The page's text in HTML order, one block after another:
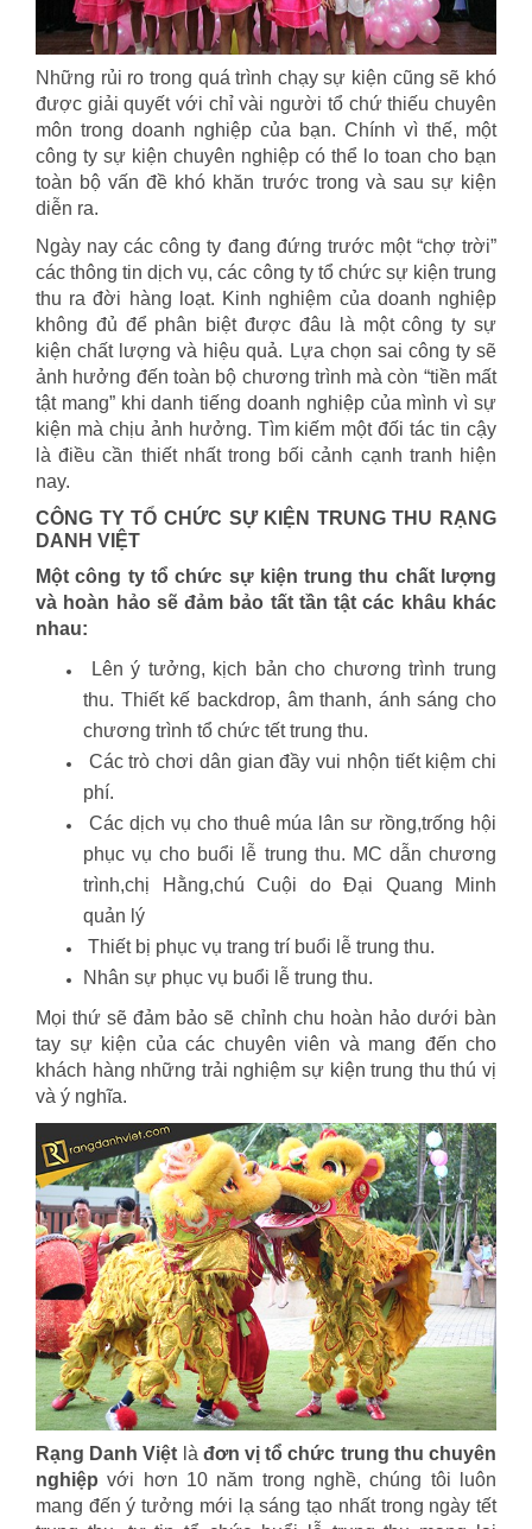
Những rủi ro trong quá trình chạy sự kiện cũng sẽ khó
được giải quyết với chỉ vài người tổ chứ thiếu chuyên
môn trong doanh nghiệp của bạn. Chính vì thế, một
công ty sự kiện chuyên nghiệp có thể lo toan cho bạn
toàn bộ vấn đề khó khăn trước trong và sau sự kiện
diễn ra.
Ngày nay các công ty đang đứng trước một “chợ trời”
các thông tin dịch vụ, các công ty tổ chức sự kiện trung
thu ra đời hàng loạt. Kinh nghiệm của doanh nghiệp
không đủ để phân biệt được đâu là một công ty sự
kiện chất lượng và hiệu quả. Lựa chọn sai công ty sẽ
ảnh hưởng đến toàn bộ chương trình mà còn “tiền mất
tật mang” khi danh tiếng doanh nghiệp của mình vì sự
kiện mà chịu ảnh hưởng. Tìm kiếm một đối tác tin cậy
là điều cần thiết nhất trong bối cảnh cạnh tranh hiện
nay.
CÔNG TY TỔ CHỨC SỰ KIỆN TRUNG THU RẠNG
DANH VIỆT
Một công ty tổ chức sự kiện trung thu chất lượng
và hoàn hảo sẽ đảm bảo tất tần tật các khâu khác
nhau:
Lên ý tưởng, kịch bản cho chương trình trung
thu. Thiết kế backdrop, âm thanh, ánh sáng cho
chương trình tổ chức tết trung thu.
Các trò chơi dân gian đầy vui nhộn tiết kiệm chi
phí.
Các dịch vụ cho thuê múa lân sư rồng,trống hội
phục vụ cho buổi lễ trung thu. MC dẫn chương
trình,chị Hằng,chú Cuội do Đại Quang Minh
quản lý
Thiết bị phục vụ trang trí buổi lễ trung thu.
Nhân sự phục vụ buổi lễ trung thu.
Mọi thứ sẽ đảm bảo sẽ chỉnh chu hoàn hảo dưới bàn
tay sự kiện của các chuyên viên và mang đến cho
khách hàng những trải nghiệm sự kiện trung thu thú vị
và ý nghĩa.
Rạng Danh Việt là đơn vị tổ chức trung thu chuyên
nghiệp với hơn 10 năm trong nghề, chúng tôi luôn
mang đến ý tưởng mới lạ sáng tạo nhất trong ngày tết